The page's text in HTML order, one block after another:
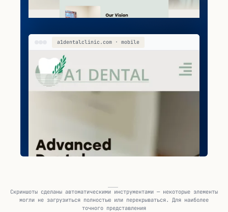
a1dentalclinic.com · mobile
Скриншоты сделаны автоматическими инструментами — некоторые элементы
могли не загрузиться полностью или перекрываться. Для наиболее
точного представления